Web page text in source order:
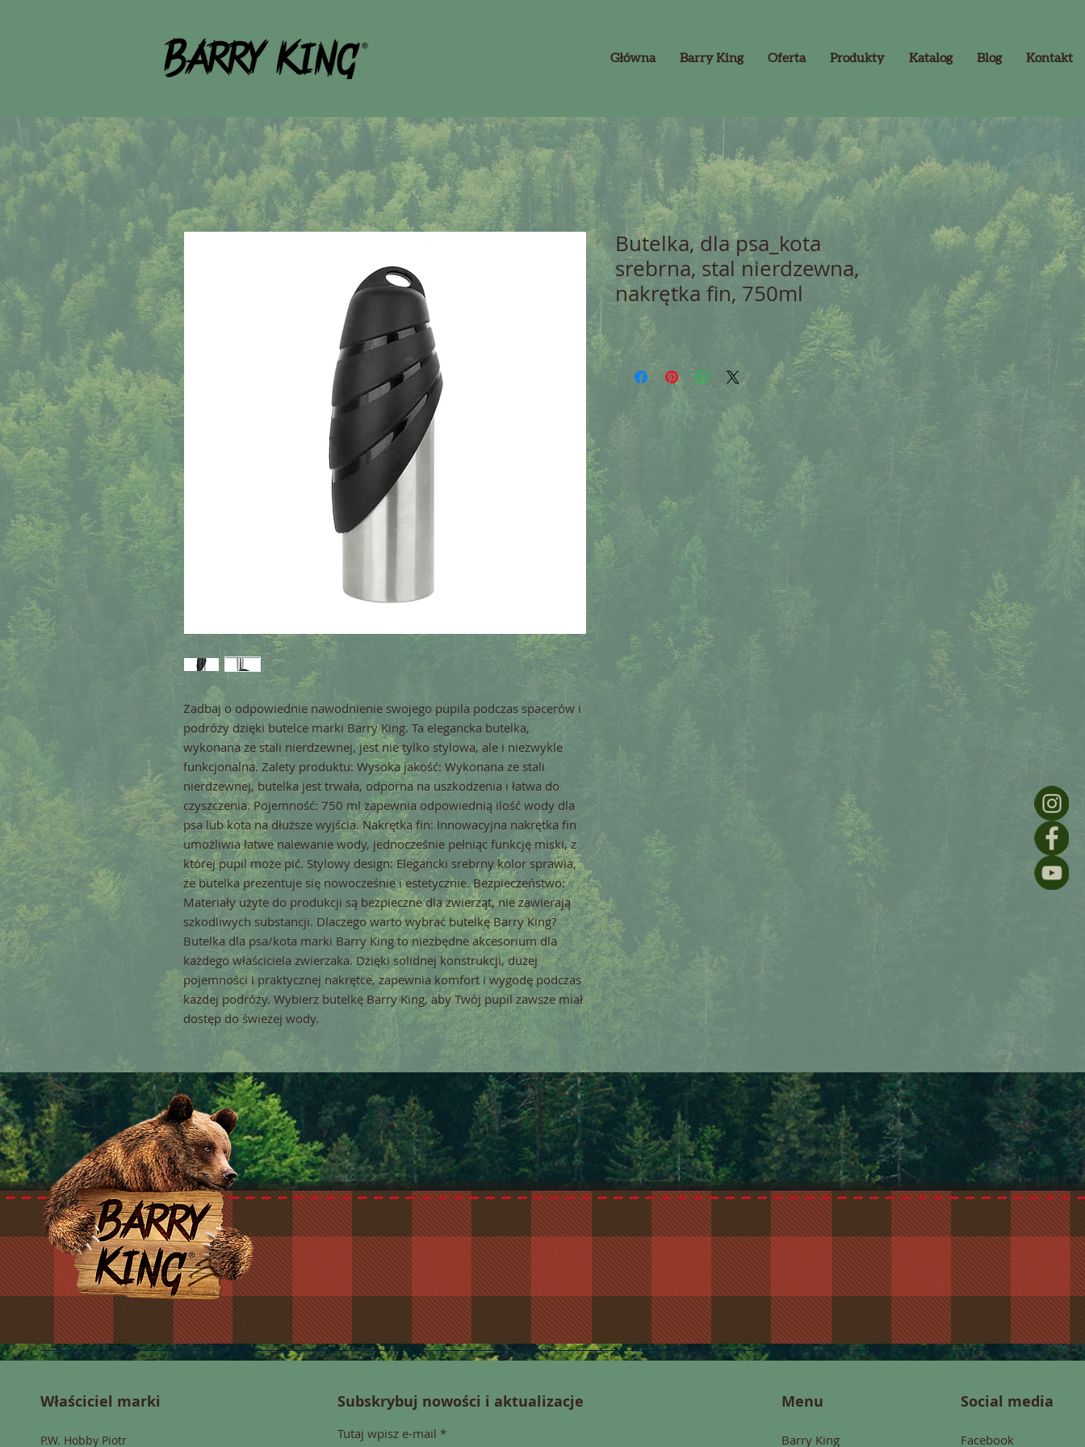
Główna Barry King Oferta Produkty Katalog Blog Kontakt
Zadbaj o odpowiednie nawodnienie swojego pupila podczas spacerów i
podróży dzięki butelce marki Barry King. Ta elegancka butelka,
wykonana ze stali nierdzewnej, jest nie tylko stylowa, ale i niezwykle
funkcjonalna. Zalety produktu: Wysoka jakość: Wykonana ze stali
nierdzewnej, butelka jest trwała, odporna na uszkodzenia i łatwa do
czyszczenia. Pojemność: 750 ml zapewnia odpowiednią ilość wody dla
psa lub kota na dłuższe wyjścia. Nakrętka fin: Innowacyjna nakrętka fin
umożliwia łatwe nalewanie wody, jednocześnie pełniąc funkcję miski, z
której pupil może pić. Stylowy design: Elegancki srebrny kolor sprawia,
że butelka prezentuje się nowocześnie i estetycznie. Bezpieczeństwo:
Materiały użyte do produkcji są bezpieczne dla zwierząt, nie zawierają
szkodliwych substancji. Dlaczego warto wybrać butelkę Barry King?
Butelka dla psa/kota marki Barry King to niezbędne akcesorium dla
każdego właściciela zwierzaka. Dzięki solidnej konstrukcji, dużej
pojemności i praktycznej nakrętce, zapewnia komfort i wygodę podczas
każdej podróży. Wybierz butelkę Barry King, aby Twój pupil zawsze miał
dostęp do świeżej wody.
Butelka, dla psa_kota
srebrna, stal nierdzewna,
nakrętka fin, 750ml
Właściciel marki
P.W. Hobby Piotr
Subskrybuj nowości i aktualizacje
Tutaj wpisz e-mail
Menu
Barry King
Social media
Facebook